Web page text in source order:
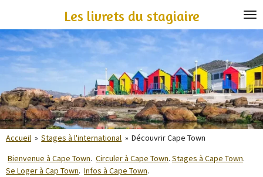
contenu
principal
Les livrets du stagiaire
Accueil » Stages à l'international » Découvrir Cape Town
Bienvenue à Cape Town. Circuler à Cape Town. Stages à Cape Town.
Se Loger à Cap Town. Infos à Cape Town.